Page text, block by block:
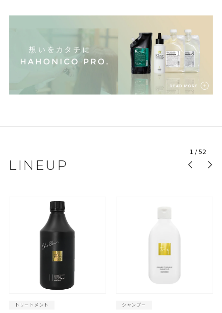
LINEUP
トリートメント シャンプー
1 /52